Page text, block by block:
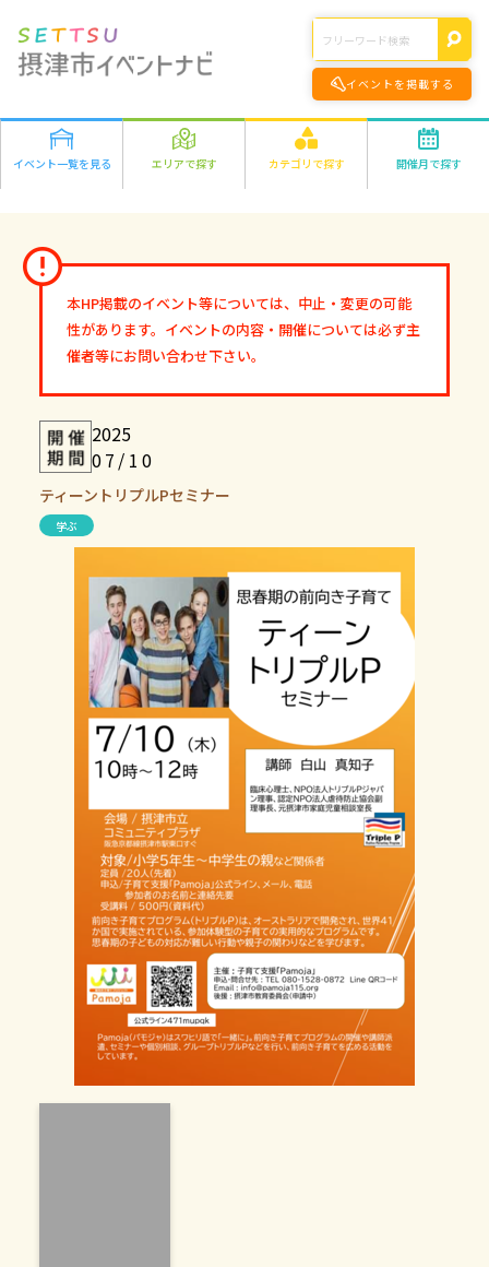
イベントを掲載する
イベント一覧を見る エリアで探す
正雀
味生・別府
鳥飼
オンライン
その他
カテゴリで探す
作る
健康・きれい
オンライン
ファミリー
開催月で探す
1月
9月 10月 11月 12月
2027年
2月 3月 4月 5月
10月 11月 12月
本HP掲載のイベント等については、中止・変更の可能
性があります。イベントの内容・開催については必ず主
催者等にお問い合わせ下さい。
2025
07/10
ティーントリプルPセミナー
学ぶ